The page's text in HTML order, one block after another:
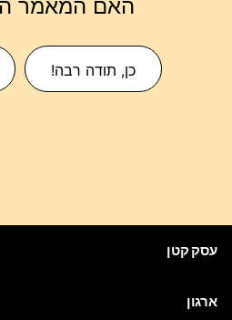
האם המאמר
כן, תודה רבה!
עסק קטן
ארגון